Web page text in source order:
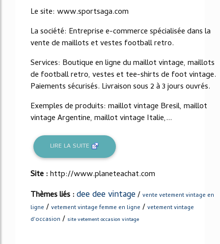
Le site: www.sportsaga.com
La société: Entreprise e-commerce spécialisée dans la
vente de maillots et vestes football retro.
Services: Boutique en ligne du maillot vintage, maillots
de football retro, vestes et tee-shirts de foot vintage.
Paiements sécurisés. Livraison sous 2 à 3 jours ouvrés.
Exemples de produits: maillot vintage Bresil, maillot
vintage Argentine, maillot vintage Italie,...
LIRE LA SUITE
Site :http://www.planeteachat.com
Thèmes liés :dee dee vintage/ vente vetement vintage en
ligne / vetement vintage femme en ligne / vetement vintage
d'occasion / site vetement occasion vintage